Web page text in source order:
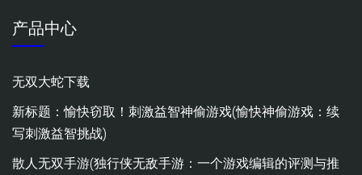
产品中心
无双大蛇下载
新标题：愉快窃取！刺激益智神偷游戏(愉快神偷游戏：续
写刺激益智挑战)
散人无双手游(独行侠无敌手游：一个游戏编辑的评测与推